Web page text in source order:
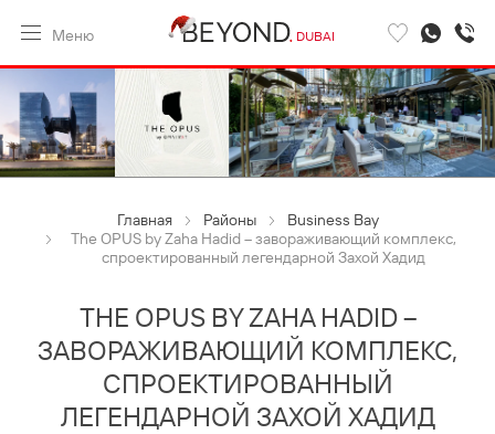
Меню DUBAI
Главная Районы
Business Bay
The OPUS by Zaha Hadid – завораживающий комплекс,
спроектированный легендарной Захой Хадид
THE OPUS BY ZAHA HADID –
ЗАВОРАЖИВАЮЩИЙ КОМПЛЕКС,
СПРОЕКТИРОВАННЫЙ
ЛЕГЕНДАРНОЙ ЗАХОЙ ХАДИД